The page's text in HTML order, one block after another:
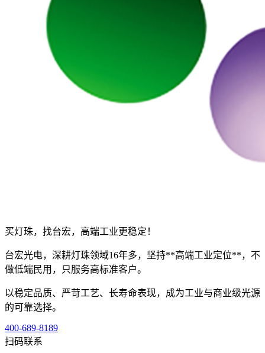
买灯珠，找台宏，高端工业更稳定！
台宏光电，深耕灯珠领域16年多，坚持**高端工业定位**，不
做低端民用，只服务高标准客户。
以稳定品质、严苛工艺、长寿命表现，成为工业与商业级光源
的可靠选择。
400-689-8189
扫码联系